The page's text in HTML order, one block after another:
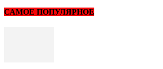
САМОЕ ПОПУЛЯРНОЕ